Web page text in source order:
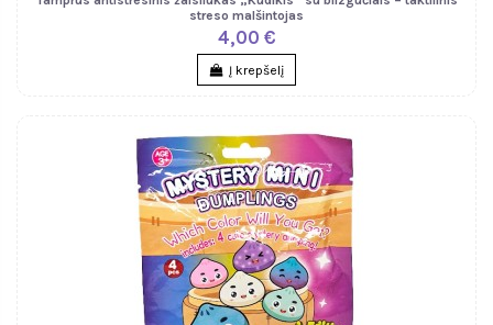
streso malšintojas
4,00 €
Į krepšelį